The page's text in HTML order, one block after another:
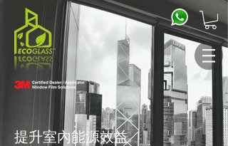
提升室內能源效益